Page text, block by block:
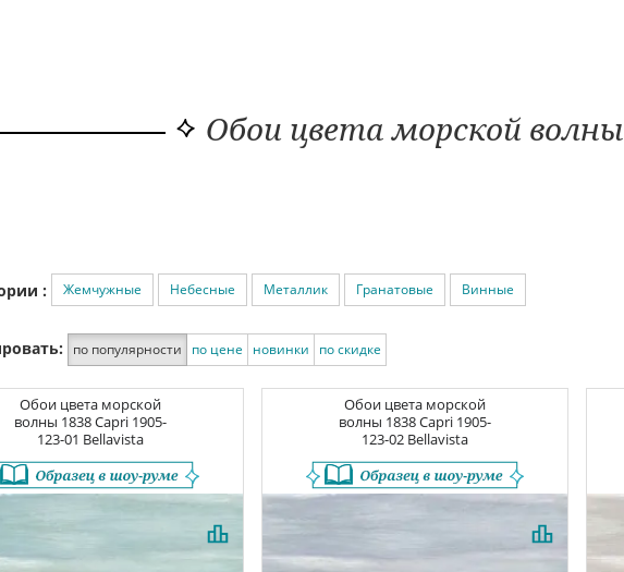
Обои цвета морской волны
: Жемчужные Небесные Металлик Гранатовые Винные
по популярности по цене новинки по скидке
Обои цвета морской
волны 1838 Capri 1905-
123-01 Bellavista
Обои цвета морской
волны 1838 Capri 1905-
123-02 Bellavista